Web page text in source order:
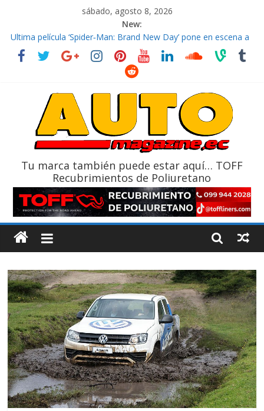
sábado, agosto 8, 2026
New:
El costo de tener un vehículo gana protagonismo a la hora de
decidir
Ultima película ‘Spider‑Man: Brand New Day’ pone en escena a
La Vuelta al Ecuador 2026, edición 47ª, recorre 7 provincias en 8
La FEDAK recibe 12 Sinotruk Bolden para cubrir las rutas de La
Tu marca también puede estar aquí… TOFF
Recubrimientos de Poliuretano